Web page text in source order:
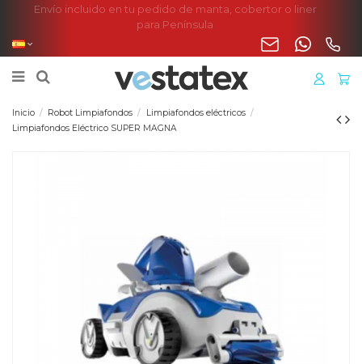
Envío incluido en tu pedido de manta, cobertor o liner
para Península
Inicio Robot Limpiafondos
Limpiafondos eléctricos
Limpiafondos Eléctrico SUPER MAGNA